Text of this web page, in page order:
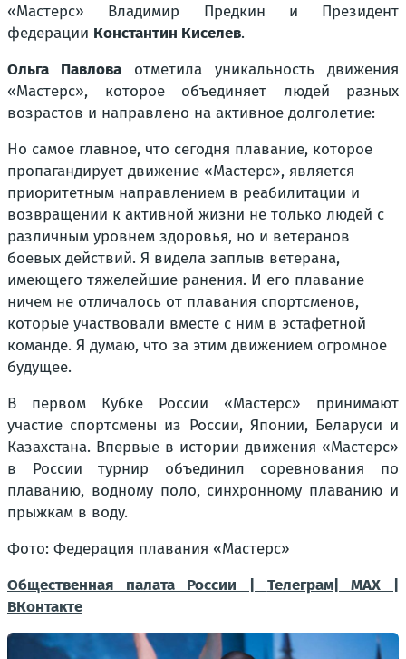
«Мастерс» Владимир Предкин и Президент
федерации Константин Киселев.
Ольга Павлова отметила уникальность движения
«Мастерс», которое объединяет людей разных
возрастов и направлено на активное долголетие:
Но самое главное, что сегодня плавание, которое
пропагандирует движение «Мастерс», является
приоритетным направлением в реабилитации и
возвращении к активной жизни не только людей с
различным уровнем здоровья, но и ветеранов
боевых действий. Я видела заплыв ветерана,
имеющего тяжелейшие ранения. И его плавание
ничем не отличалось от плавания спортсменов,
которые участвовали вместе с ним в эстафетной
команде. Я думаю, что за этим движением огромное
будущее.
В первом Кубке России «Мастерс» принимают
участие спортсмены из России, Японии, Беларуси и
Казахстана. Впервые в истории движения «Мастерс»
в России турнир объединил соревнования по
плаванию, водному поло, синхронному плаванию и
прыжкам в воду.
Фото: Федерация плавания «Мастерс»
Общественная палата России | Телеграм| МАХ |
ВКонтакте